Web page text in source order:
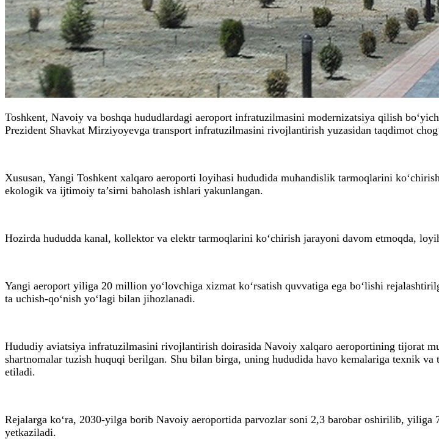
Toshkent, Navoiy va boshqa hududlardagi aeroport infratuzilmasini modernizatsiya qilish
Prezident Shavkat Mirziyoyevga transport infratuzilmasini rivojlantirish yuzasidan taqdimot
Xususan, Yangi Toshkent xalqaro aeroporti loyihasi hududida muhandislik tarmoqlarini
ekologik va ijtimoiy ta’sirni baholash ishlari yakunlangan.
Hozirda hududda kanal, kollektor va elektr tarmoqlarini ko‘chirish jarayoni davom etmoqda,
Yangi aeroport yiliga 20 million yo‘lovchiga xizmat ko‘rsatish quvvatiga ega bo‘lishi
ta uchish-qo‘nish yo‘lagi bilan jihozlanadi.
Hududiy aviatsiya infratuzilmasini rivojlantirish doirasida Navoiy xalqaro aeroportining tijorat
shartnomalar tuzish huquqi berilgan. Shu bilan birga, uning hududida havo kemalariga texnik
etiladi.
Rejalarga ko‘ra, 2030-yilga borib Navoiy aeroportida parvozlar soni 2,3 barobar oshirilib, yiliga
yetkaziladi.